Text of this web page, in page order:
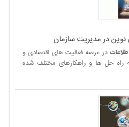
نوین در مدیریت سازمان
در عرصه فعالیت های اقتصادی و
راه حل ها و راهکارهای مختلف شده